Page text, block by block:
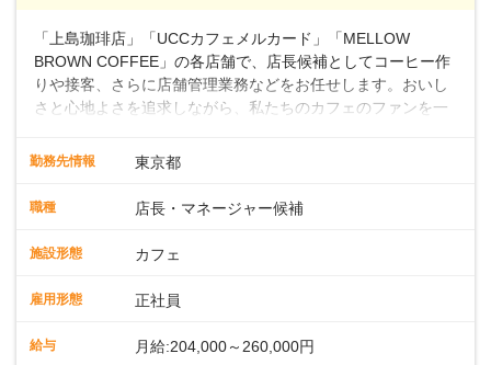
万円＋賞与(年3回)・店長職：年収410万円／
「上島珈琲店」「UCCカフェメルカード」「MELLOW
BROWN COFFEE」の各店舗で、店長候補としてコーヒー作
りや接客、さらに店舗管理業務などをお任せします。おいし
さと心地よさを追求しながら、私たちのカフェのファンを一
の抽出や各種ドリンクの作成お客様のご案内、レジ対応軽食
タートも安心 ◎サポート体制充実コーヒーの知識から接客マ
から40代まで幅広い年齢層が活躍しており、チームワークも
るので、スムーズに業務に馴染める環境です。「カフェの接
長として活躍を！接客業務になれたら、売上・シフト・在庫
勤務先情報 東京都
職種 店長・マネージャー候補
施設形態 カフェ
雇用形態 正社員
給与 月給:204,000～260,000円